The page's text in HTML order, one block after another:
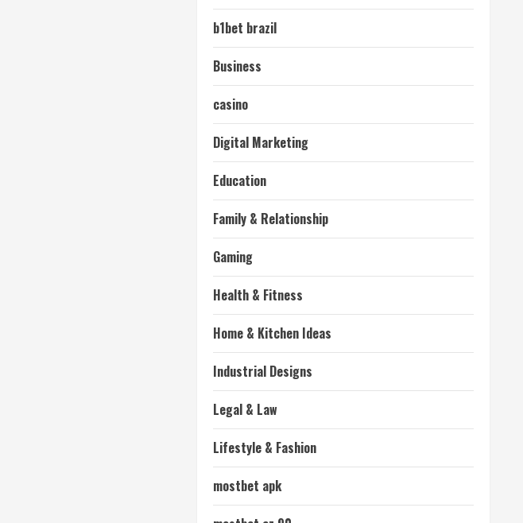
b1bet brazil
Business
casino
Digital Marketing
Education
Family & Relationship
Gaming
Health & Fitness
Home & Kitchen Ideas
Industrial Designs
Legal & Law
Lifestyle & Fashion
mostbet apk